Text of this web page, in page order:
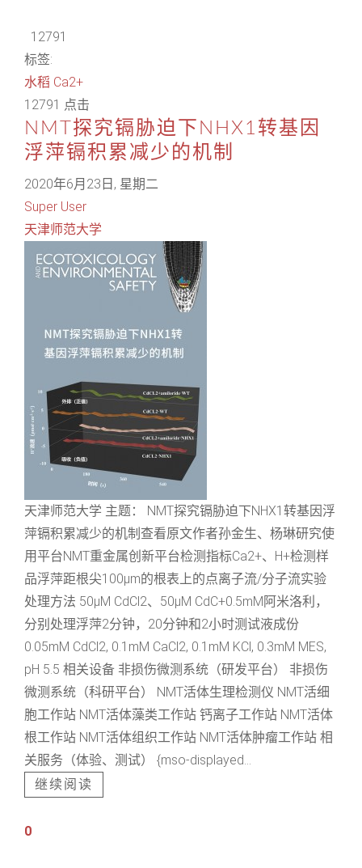
12791
标签:
水稻 Ca2+
12791 点击
NMT探究镉胁迫下NHX1转基因
浮萍镉积累减少的机制
2020年6月23日, 星期二
Super User
天津师范大学
天津师范大学 主题： NMT探究镉胁迫下NHX1转基因浮
萍镉积累减少的机制查看原文作者孙金生、杨琳研究使
用平台NMT重金属创新平台检测指标Ca2+、H+检测样
品浮萍距根尖100μm的根表上的点离子流/分子流实验
处理方法 50μM CdCl2、50μM CdC+0.5mM阿米洛利，
分别处理浮萍2分钟，20分钟和2小时测试液成份
0.05mM CdCl2, 0.1mM CaCl2, 0.1mM KCl, 0.3mM MES,
pH 5.5 相关设备 非损伤微测系统（研发平台） 非损伤
微测系统（科研平台） NMT活体生理检测仪 NMT活细
胞工作站 NMT活体藻类工作站 钙离子工作站 NMT活体
根工作站 NMT活体组织工作站 NMT活体肿瘤工作站 相
关服务（体验、测试） {mso-displayed...
继续阅读
0